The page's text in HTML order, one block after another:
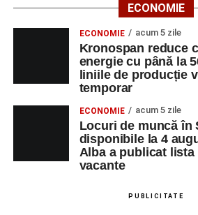
ECONOMIE
ECONOMIE acum 5 zile
Kronospan reduce
energie cu până la
liniile de producție
temporar
ECONOMIE acum 5 zile
Locuri de muncă în
disponibile la 4
Alba a publicat
vacante
PUBLICITATE